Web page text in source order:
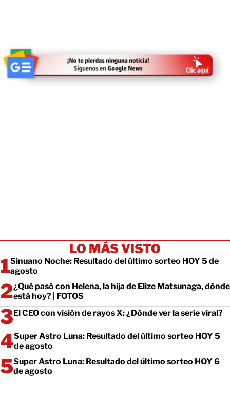
LO MÁS VISTO
Sinuano Noche: Resultado del último sorteo HOY 5 de
agosto
¿Qué pasó con Helena, la hija de Elize Matsunaga, dónde
está hoy? | FOTOS
El CEO con visión de rayos X: ¿Dónde ver la serie viral?
Super Astro Luna: Resultado del último sorteo HOY 5
de agosto
Super Astro Luna: Resultado del último sorteo HOY 6
de agosto